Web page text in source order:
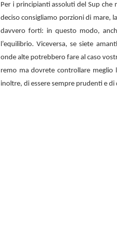
Per i principianti assoluti del Sup
deciso consigliamo porzioni di mare,
davvero forti: in questo modo,
l’equilibrio. Viceversa, se siete
onde alte potrebbero fare al caso
remo ma dovrete controllare meglio
inoltre, di essere sempre prudenti e